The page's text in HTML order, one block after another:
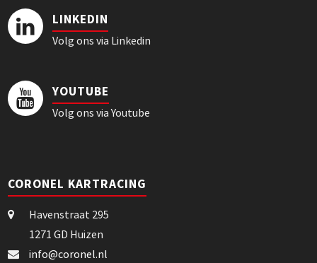
LINKEDIN
Volg ons via Linkedin
YOUTUBE
Volg ons via Youtube
CORONEL KARTRACING
Havenstraat 295
1271 GD Huizen
info@coronel.nl